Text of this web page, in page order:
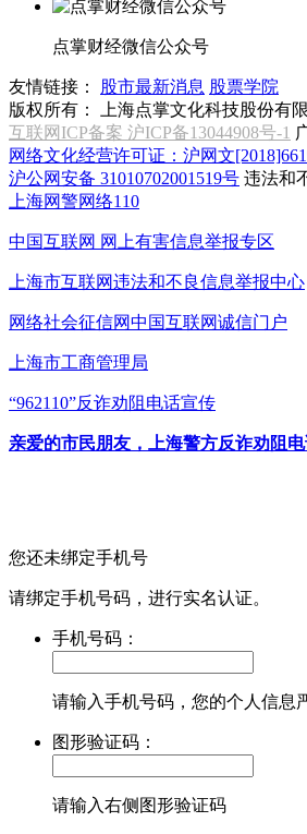
点掌财经微信公众号
友情链接： 股市最新消息 股票学院
版权所有：
上海点掌文化科技股份有
互联网ICP备案 沪ICP备13044908号-1
网络文化经营许可证：沪网文
沪公网安备 31010702001519号 违法和
上海网警网络110
中国互联网 网上有害信息举报专区
上海市互联网违法和不良信息举报中心
网络社会征信网中国互联网诚信门户
上海市工商管理局
“962110”反诈劝阻电话宣传
亲爱的市民朋友，上海警方反诈劝阻
您还未绑定手机号
请绑定手机号码，进行实名认证。
手机号码：
请输入手机号码，您的个人信息
图形验证码：
请输入右侧图形验证码